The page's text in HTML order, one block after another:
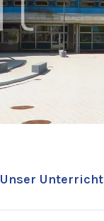
Unser Unterricht